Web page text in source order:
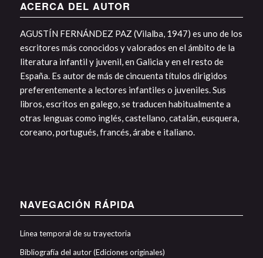
ACERCA DEL AUTOR
AGUSTÍN FERNÁNDEZ PAZ (Vilalba, 1947) es uno de los
escritores más conocidos y valorados en el ámbito de la
literatura infantil y juvenil, en Galicia y en el resto de
España. Es autor de más de cincuenta títulos dirigidos
preferentemente a lectores infantiles o juveniles. Sus
libros, escritos en galego, se traducen habitualmente a
otras lenguas como inglés, castellano, catalán, eusquera,
coreano, portugués, francés, árabe e italiano.
NAVEGACIÓN RÁPIDA
Línea temporal de su trayectoria
Bibliografía del autor (Ediciones originales)